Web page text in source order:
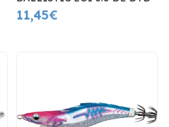
11,45€